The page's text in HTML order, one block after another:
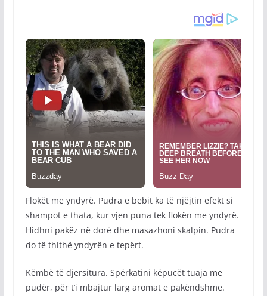
Flokët me yndyrë. Pudra e bebit ka të njëjtin efekt si
shampot e thata, kur vjen puna tek flokën me yndyrë.
Hidhni pakëz në dorë dhe masazhoni skalpin. Pudra
do të thithë yndyrën e tepërt.
Këmbë të djersitura. Spërkatini këpucët tuaja me
pudër, për t’i mbajtur larg aromat e pakëndshme.